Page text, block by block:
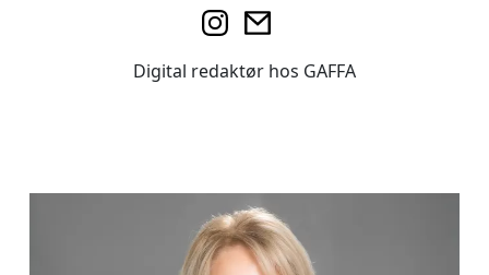
Digital redaktør hos GAFFA